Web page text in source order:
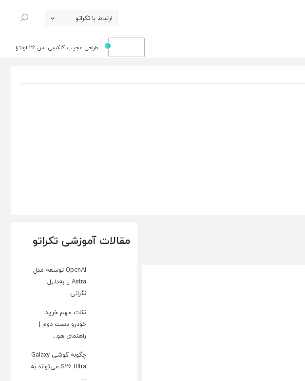
ارتباط با تکراتو
جستجو
طراحی عجیب گلکسی اس 26 اولترا ...
مقالات آموزشی تکراتو
OpenAI توسعه مدل
Astra را به‌دلیل
نگرانی...
نکات مهم خرید
خودرو دست دوم |
راهنمای هو...
چگونه گوشی Galaxy
S26 Ultra می‌تواند به
...